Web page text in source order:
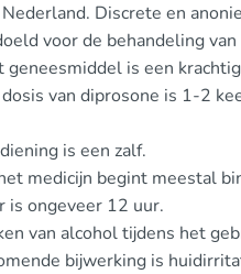
Discrete en
voor de behandeling
geneesmiddel is een
van diprosone is 1-2
is een zalf.
medicijn begint meestal
is ongeveer 12 uur.
van alcohol tijdens het
bijwerking is